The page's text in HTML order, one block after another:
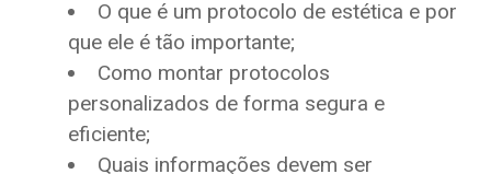
O que é um protocolo de estética e por
que ele é tão importante;
Como montar protocolos
personalizados de forma segura e
eficiente;
Quais informações devem ser